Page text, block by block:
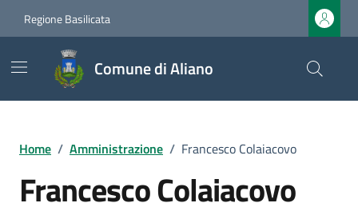
Regione Basilicata
Comune di Aliano
Home / Amministrazione / Francesco Colaiacovo
Francesco Colaiacovo